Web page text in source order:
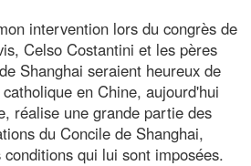
intervention lors du congrès de
Celso Costantini et les pères
Shanghai seraient heureux de
en Chine, aujourd'hui
réalise une grande partie des
du Concile de Shanghai,
qui lui sont imposées.